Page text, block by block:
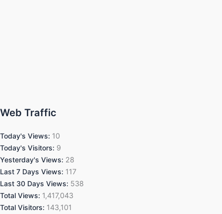
Web Traffic
Today's Views: 10
Today's Visitors: 9
Yesterday's Views: 28
Last 7 Days Views: 117
Last 30 Days Views: 538
Total Views: 1,417,043
Total Visitors: 143,101